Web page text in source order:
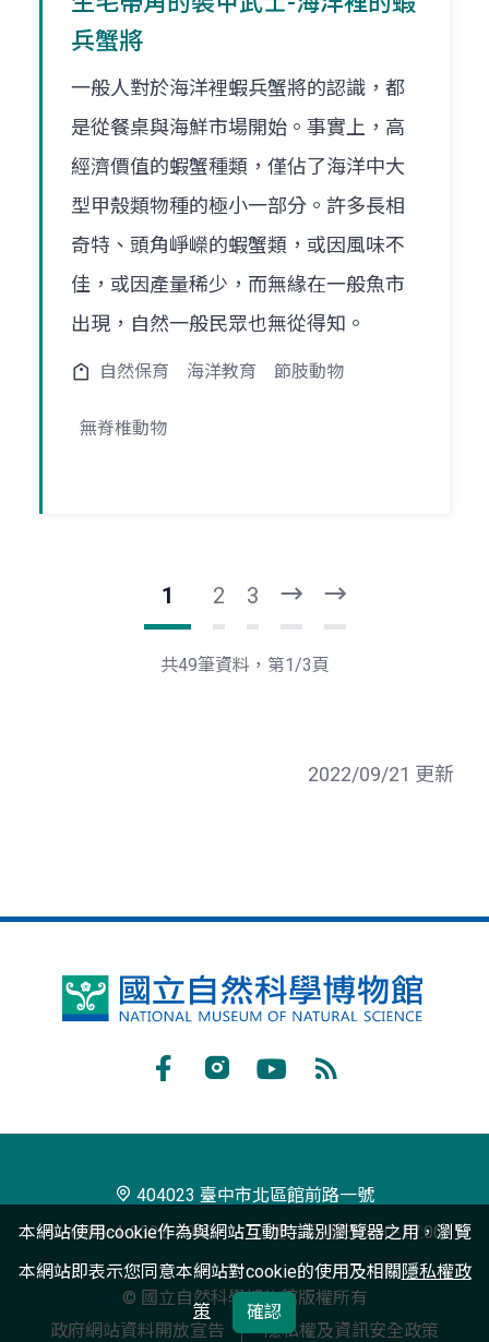
兵蟹將
一般人對於海洋裡蝦兵蟹將的認識，都
是從餐桌與海鮮市場開始。事實上，高
經濟價值的蝦蟹種類，僅佔了海洋中大
型甲殼類物種的極小一部分。許多長相
奇特、頭角崢嶸的蝦蟹類，或因風味不
佳，或因產量稀少，而無緣在一般魚市
出現，自然一般民眾也無從得知。
自然保育 海洋教育 節肢動物
無脊椎動物
1 2 3
一
頁
後
一
共49筆資料，第1/3頁
2022/09/21 更新
國
博
物
閱
404023 臺中市北區館前路一號
+886-4-2322-6940
週二至週日 9:00-17:00
© 國立自然科學博物館版權所有
政府網站資料開放宣告
隱私權及資訊安全政策
本網站使用cookie作為與網站互動時識別瀏覽器之用，瀏覽
本網站即表示您同意本網站對cookie的使用及相關隱私權政
策
確認